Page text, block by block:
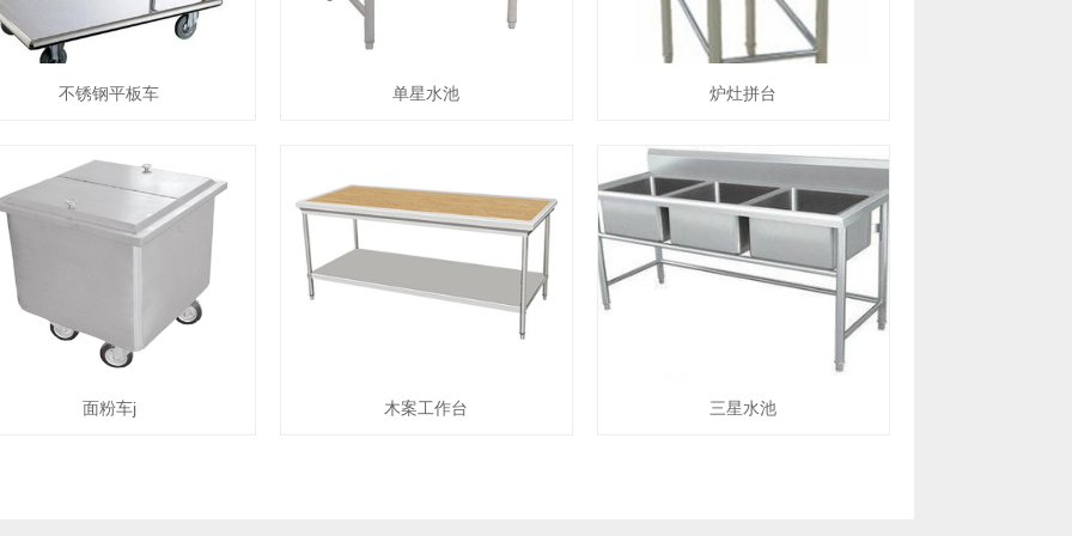
不锈钢平板车 单星水池 炉灶拼台
面粉车j 木案工作台 三星水池